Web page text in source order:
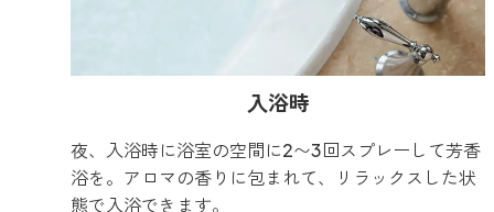
入浴時
夜、入浴時に浴室の空間に2〜3回スプレーして芳香
浴を。アロマの香りに包まれて、リラックスした状
態で入浴できます。